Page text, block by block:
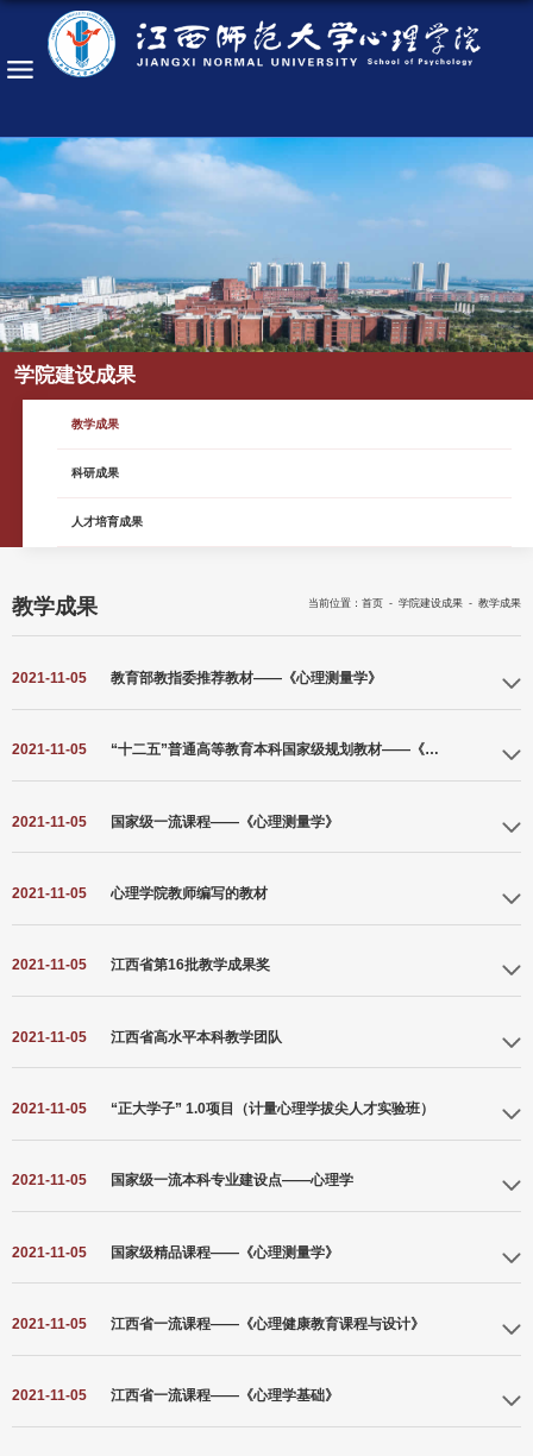
学院建设成果
教学成果
科研成果
人才培育成果
当前位置： 首页 - 学院建设成果 - 教学成果
教学成果
2021-11-05 教育部教指委推荐教材——《心理测量学》
2021-11-05 “十二五”普通高等教育本科国家级规划教材——《心理与教育测量》
2021-11-05 国家级一流课程——《心理测量学》
2021-11-05 心理学院教师编写的教材
2021-11-05 江西省第16批教学成果奖
2021-11-05 江西省高水平本科教学团队
2021-11-05 “正大学子” 1.0项目（计量心理学拔尖人才实验班）
2021-11-05 国家级一流本科专业建设点——心理学
2021-11-05 国家级精品课程——《心理测量学》
2021-11-05 江西省一流课程——《心理健康教育课程与设计》
2021-11-05 江西省一流课程——《心理学基础》